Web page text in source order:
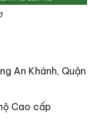
An Khánh, Quận
Cao cấp